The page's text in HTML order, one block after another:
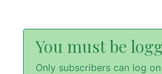
You must be
Only subscribers can log